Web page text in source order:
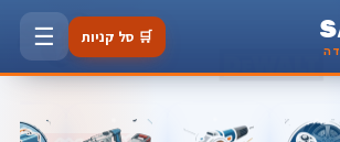
🛒 סל קניות ☰